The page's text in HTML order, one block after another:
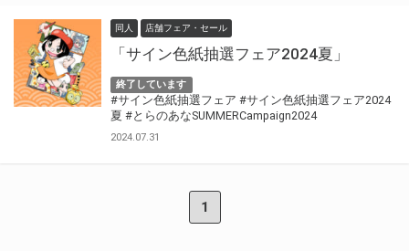
同人 店舗フェア・セール
「サイン色紙抽選フェア2024夏」
終了しています
#サイン色紙抽選フェア #サイン色紙抽選フェア2024
夏 #とらのあなSUMMERCampaign2024
2024.07.31
1